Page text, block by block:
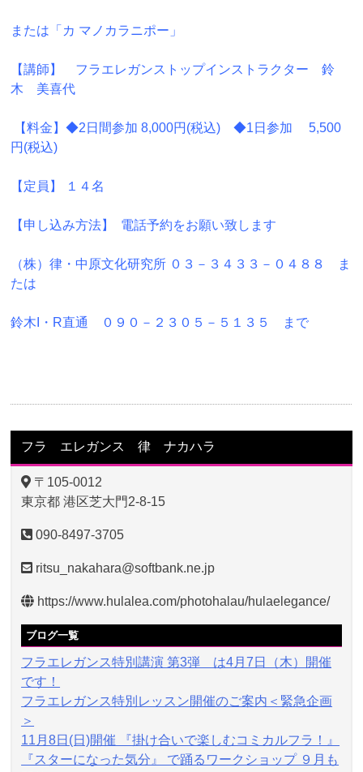
または「カ マノカラニポー」
【講師】 フラエレガンストップインストラクター 鈴
木 美喜代
【料金】◆2日間参加 8,000円(税込) ◆1日参加 5,500
円(税込)
【定員】 １４名
【申し込み方法】 電話予約をお願い致します
（株）律・中原文化研究所 ０３－３４３３－０４８８ ま
たは
鈴木I・R直通 ０９０－２３０５－５１３５ まで
フラ エレガンス 律 ナカハラ
〒105-0012
東京都 港区芝大門2-8-15
090-8497-3705
ritsu_nakahara@softbank.ne.jp
https://www.hulalea.com/photohalau/hulaelegance/
ブログ一覧
フラエレガンス特別講演 第3弾 は4月7日（木）開催
です！
フラエレガンス特別レッスン開催のご案内＜緊急企画
＞
11月8日(日)開催 『掛け合いで楽しむコミカルフラ！』
『スターになった気分』 で踊るワークショップ ９月も